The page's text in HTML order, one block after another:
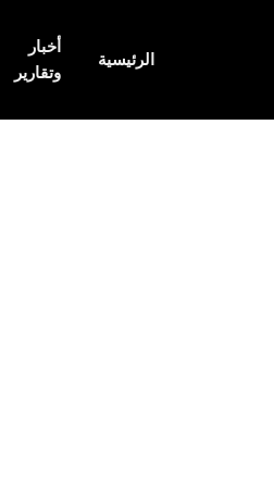
الرئيسية
أخبار
وتقارير